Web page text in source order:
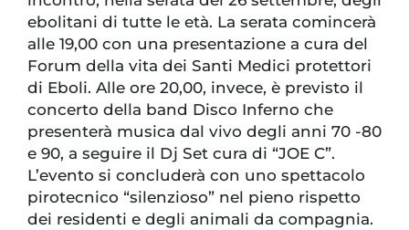
ebolitani di tutte le età. La serata comincerà
alle 19,00 con una presentazione a cura del
Forum della vita dei Santi Medici protettori
di Eboli. Alle ore 20,00, invece, è previsto il
concerto della band Disco Inferno che
presenterà musica dal vivo degli anni 70 -80
e 90, a seguire il Dj Set cura di “JOE C”.
L’evento si concluderà con uno spettacolo
pirotecnico “silenzioso” nel pieno rispetto
dei residenti e degli animali da compagnia.